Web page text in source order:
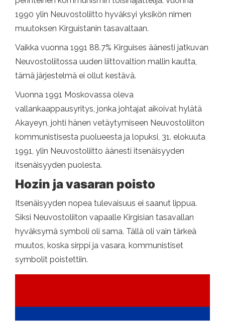
1990 ylin Neuvostoliitto hyväksyi yksikön nimen
muutoksen Kirguistanin tasavaltaan.
Vaikka vuonna 1991 88.7% Kirguises äänesti jatkuvan
Neuvostoliitossa uuden liittovaltion mallin kautta,
tämä järjestelmä ei ollut kestävä.
Vuonna 1991 Moskovassa oleva
vallankaappausyritys, jonka johtajat aikoivat hylätä
Akayeyn, johti hänen vetäytymiseen Neuvostoliiton
kommunistisesta puolueesta ja lopuksi, 31. elokuuta
1991, ylin Neuvostoliitto äänesti itsenäisyyden
itsenäisyyden puolesta.
Hozin ja vasaran poisto
Itsenäisyyden nopea tulevaisuus ei saanut lippua.
Siksi Neuvostoliiton vapaalle Kirgisian tasavallan
hyväksymä symboli oli sama. Tällä oli vain tärkeä
muutos, koska sirppi ja vasara, kommunistiset
symbolit poistettiin.